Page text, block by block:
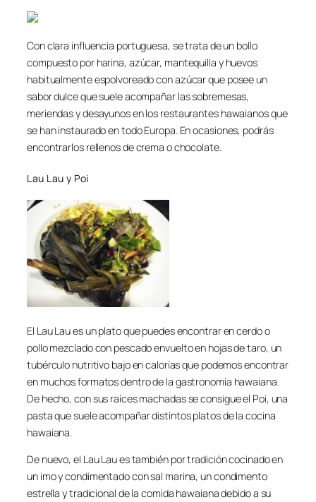
Con clara influencia portuguesa, se trata de un bollo
compuesto por harina, azúcar, mantequilla y huevos
habitualmente espolvoreado con azúcar que posee un
sabor dulce que suele acompañar las sobremesas,
meriendas y desayunos en los restaurantes hawaianos que
se han instaurado en todo Europa. En ocasiones, podrás
encontrarlos rellenos de crema o chocolate.
Lau Lau y Poi
El Lau Lau es un plato que puedes encontrar en cerdo o
pollo mezclado con pescado envuelto en hojas de taro, un
tubérculo nutritivo bajo en calorías que podemos encontrar
en muchos formatos dentro de la gastronomía hawaiana.
De hecho, con sus raíces machadas se consigue el Poi, una
pasta que suele acompañar distintos platos de la cocina
hawaiana.
De nuevo, el Lau Lau es también por tradición cocinado en
un imo y condimentado con sal marina, un condimento
estrella y tradicional de la comida hawaiana debido a su